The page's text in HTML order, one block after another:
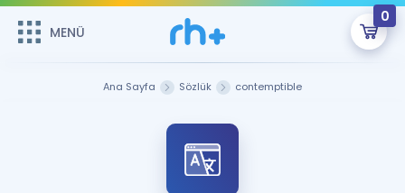
MENÜ
0
Sepetin Şu An Boş.
Remzi Hoca ile seni sınava hazırlayacak onlarca eğitim seni
bekliyor!
MENÜ
Ana Sayfa Sözlük contemptible